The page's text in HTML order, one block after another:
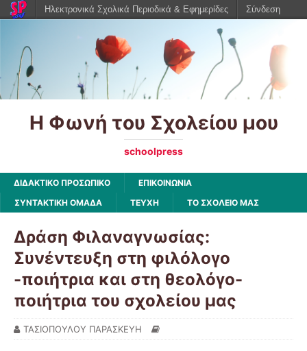
Η Φωνή του Σχολείου μου
schoolpress
ΔΙΔΑΚΤΙΚΟ ΠΡΟΣΩΠΙΚΟ
ΕΠΙΚΟΙΝΩΝΙΑ
ΣΥΝΤΑΚΤΙΚΗ ΟΜΑΔΑ
ΤΕΥΧΗ ΤΟ ΣΧΟΛΕΙΟ ΜΑΣ
Δράση Φιλαναγνωσίας:
Συνέντευξη στη φιλόλογο
-ποιήτρια και στη θεολόγο-
ποιήτρια του σχολείου μας
ΤΑΣΙΟΠΟΥΛΟΥ ΠΑΡΑΣΚΕΥΗ
Ηλεκτρονικά Σχολικά Περιοδικά & Εφημερίδες Σύνδεση